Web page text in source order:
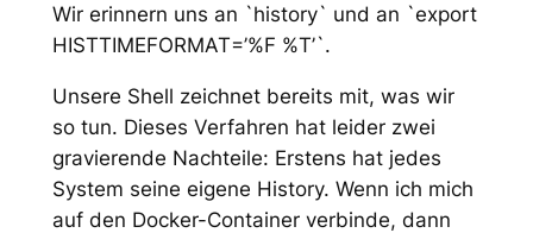
Wir erinnern uns an `history` und an `export
HISTTIMEFORMAT=’%F %T’`.
Unsere Shell zeichnet bereits mit, was wir
so tun. Dieses Verfahren hat leider zwei
gravierende Nachteile: Erstens hat jedes
System seine eigene History. Wenn ich mich
auf den Docker-Container verbinde, dann